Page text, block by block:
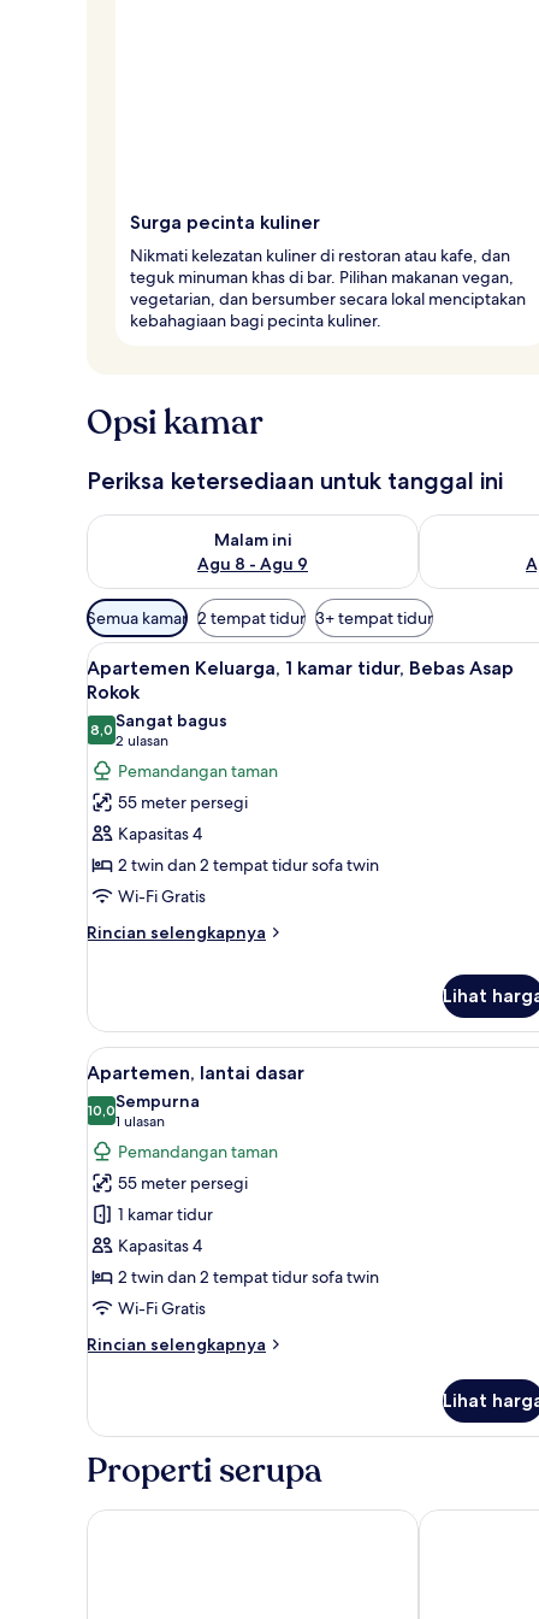
Surga pecinta kuliner
Nikmati kelezatan kuliner di restoran atau kafe, dan
teguk minuman khas di bar. Pilihan makanan vegan,
vegetarian, dan bersumber secara lokal menciptakan
kebahagiaan bagi pecinta kuliner.
Opsi kamar
Periksa ketersediaan untuk tanggal ini
Malam ini
Agu 8 - Agu 9
Periksa ketersediaan untuk malam ini Agu 8 - Agu 9
Periksa
Filter
tersedia
untuk
kamar
Semua kamar 2 tempat tidur 3+ tempat tidur
Lihat
semua
foto
untuk
Apartemen
Keluarga,
kamar
tidur,
Bebas
Asap
1 kamar tidur, brankas, meja
6
Apartemen Keluarga, 1 kamar tidur, Bebas Asap
Rokok
8,08,0 dari 10
Sangat bagus
2 ulasan
(2
ulasan)
Pemandangan taman
55 meter persegi
Kapasitas 4
2 twin dan 2 tempat tidur sofa twin
Wi-Fi Gratis
Rincian selengkapnya
Rincian
Apartemen
Keluarga,
1
kamar
tidur,
Bebas
Asap
Rokok
Lihat
Lihat
semua
foto
untuk
Apartemen,
lantai
dasar
1 kamar tidur, brankas, meja
6
Apartemen, lantai dasar
10,010,0 dari 10
Sempurna
1 ulasan
(1
ulasan)
Pemandangan taman
55 meter persegi
1 kamar tidur
Kapasitas 4
2 twin dan 2 tempat tidur sofa twin
Wi-Fi Gratis
Rincian selengkapnya
Rincian
Apartemen,
dasar
Lihat
Properti serupa
Hotel Aromar RVHotels